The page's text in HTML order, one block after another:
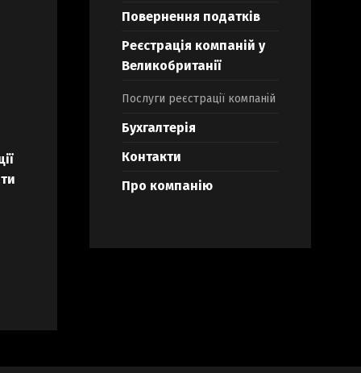
Повернення податків
Реєстрація компаній у
Великобританії
Послуги реєстрації компаній
Бухгалтерія
Контакти
Про компанію